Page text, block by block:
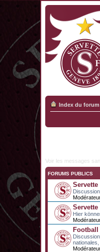
Index du forum
Voir les messages
FORUMS PUBLICS
Servette
Servette
Hier
Football
nationales,